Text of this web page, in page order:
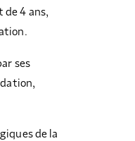
de 4 ans,
ses
de la